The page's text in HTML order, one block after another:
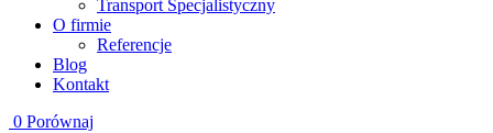
Transport Specjalistyczny
O firmie
Referencje
Blog
Kontakt
0 Porównaj